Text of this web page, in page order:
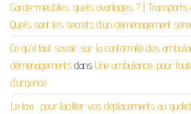
Garde-meubles, quels avantages ? | Transports
Quels sont les secrets d’un déménagement
Ce qu'il faut savoir sur la conformité des
déménagements dans Une ambulance, pour
d’urgence
Le taxi : pour faciliter vos déplacements au